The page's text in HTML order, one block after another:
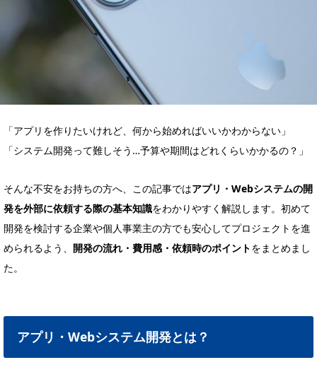
「アプリを作りたいけれど、何から始めればいいかわからない」
「システム開発って難しそう…予算や期間はどれくらいかかるの？」
そんな不安をお持ちの方へ、この記事ではアプリ・Webシステムの開
発を外部に依頼する際の基本知識をわかりやすく解説します。初めて
開発を検討する企業や個人事業主の方でも安心してプロジェクトを進
められるよう、 開発の流れ・費用感・依頼時のポイントをまとめまし
た。
アプリ・Webシステム開発とは？